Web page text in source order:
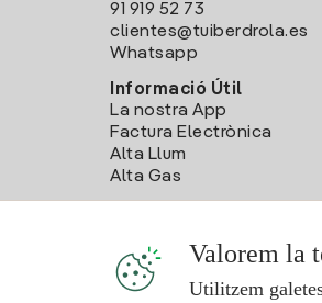
91 919 52 73
clientes@tuiberdrola.es
Whatsapp
Informació Útil
La nostra App
Factura Electrònica
Alta Llum
Alta Gas
Valorem la
Utilitzem